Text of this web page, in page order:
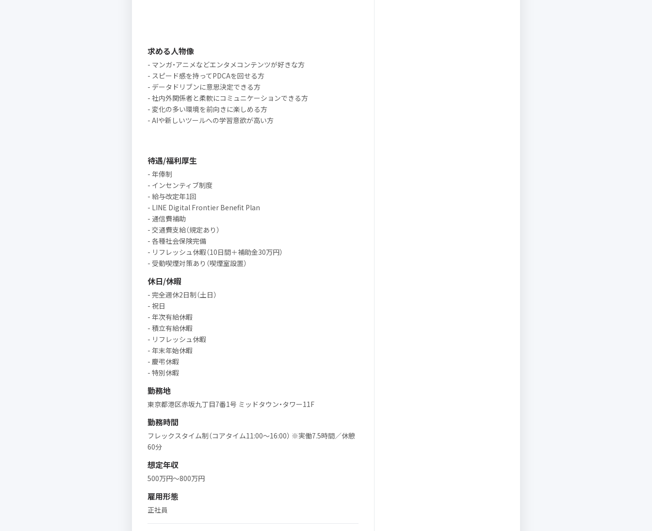
求める人物像
- マンガ・アニメなどエンタメコンテンツが好きな方
- スピード感を持ってPDCAを回せる方
- データドリブンに意思決定できる方
- 社内外関係者と柔軟にコミュニケーションできる方
- 変化の多い環境を前向きに楽しめる方
- AIや新しいツールへの学習意欲が高い方
待遇/福利厚生
- 年俸制
- インセンティブ制度
- 給与改定年1回
- LINE Digital Frontier Benefit Plan
- 通信費補助
- 交通費支給（規定あり）
- 各種社会保険完備
- リフレッシュ休暇（10日間＋補助金30万円）
- 受動喫煙対策あり（喫煙室設置）
休日/休暇
- 完全週休2日制（土日）
- 祝日
- 年次有給休暇
- 積立有給休暇
- リフレッシュ休暇
- 年末年始休暇
- 慶弔休暇
- 特別休暇
勤務地
東京都港区赤坂九丁目7番1号 ミッドタウン・タワー11F
勤務時間
フレックスタイム制（コアタイム11:00〜16:00） ※実働7.5時間／休憩
60分
想定年収
500万円〜800万円
雇用形態
正社員